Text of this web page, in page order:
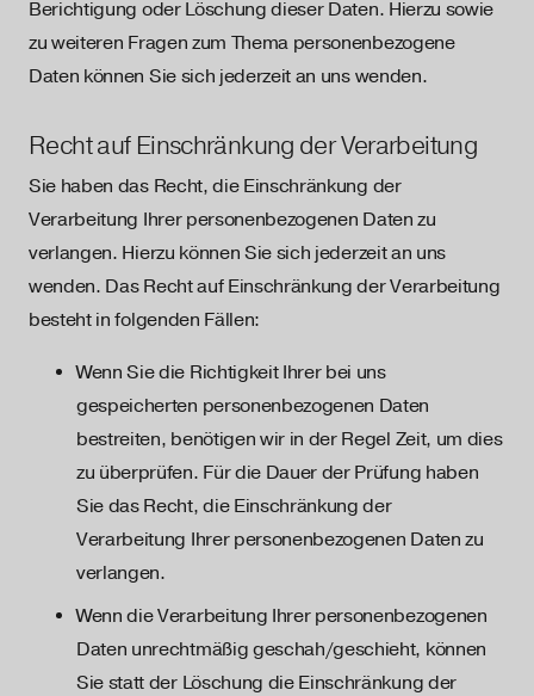
Berichtigung oder Löschung dieser Daten. Hierzu sowie
zu weiteren Fragen zum Thema personenbezogene
Daten können Sie sich jederzeit an uns wenden.
Recht auf Einschränkung der Verarbeitung
Sie haben das Recht, die Einschränkung der
Verarbeitung Ihrer personenbezogenen Daten zu
verlangen. Hierzu können Sie sich jederzeit an uns
wenden. Das Recht auf Einschränkung der Verarbeitung
besteht in folgenden Fällen:
Wenn Sie die Richtigkeit Ihrer bei uns
gespeicherten personenbezogenen Daten
bestreiten, benötigen wir in der Regel Zeit, um dies
zu überprüfen. Für die Dauer der Prüfung haben
Sie das Recht, die Einschränkung der
Verarbeitung Ihrer personenbezogenen Daten zu
verlangen.
Wenn die Verarbeitung Ihrer personenbezogenen
Daten unrechtmäßig geschah/geschieht, können
Sie statt der Löschung die Einschränkung der